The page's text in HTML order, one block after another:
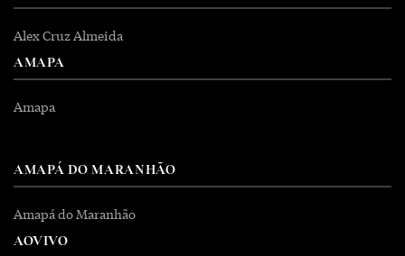
Alex Cruz Almeida
AMAPA
Amapa
AMAPÁ DO MARANHÃO
Amapá do Maranhão
AOVIVO